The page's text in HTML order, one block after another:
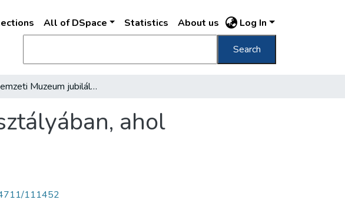
All of DSpace Statistics About us Log In
Search
A Nemzeti Muzeum jubiláló hirlaposztályában, ahol hatvanezer kötet ujságot őriznek
ahol
111452